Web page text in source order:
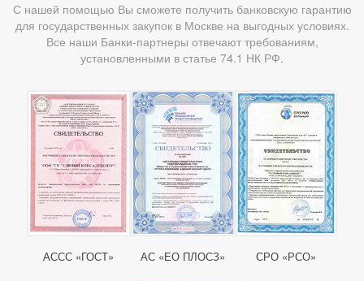
С нашей помощью Вы сможете получить банковскую гарантию
для государственных закупок в Москве на выгодных условиях.
Все наши Банки-партнеры отвечают требованиям,
установленными в статье 74.1 НК РФ.
АССС «ГОСТ» АС «ЕО ПЛОСЗ» СРО «РСО»